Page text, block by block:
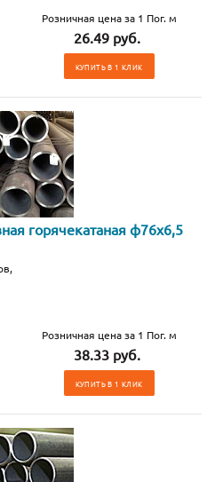
Розничная цена за 1 Пог. м
26.49 руб.
КУПИТЬ В 1 КЛИК
горячекатаная ф76х6,5
Розничная цена за 1 Пог. м
38.33 руб.
КУПИТЬ В 1 КЛИК